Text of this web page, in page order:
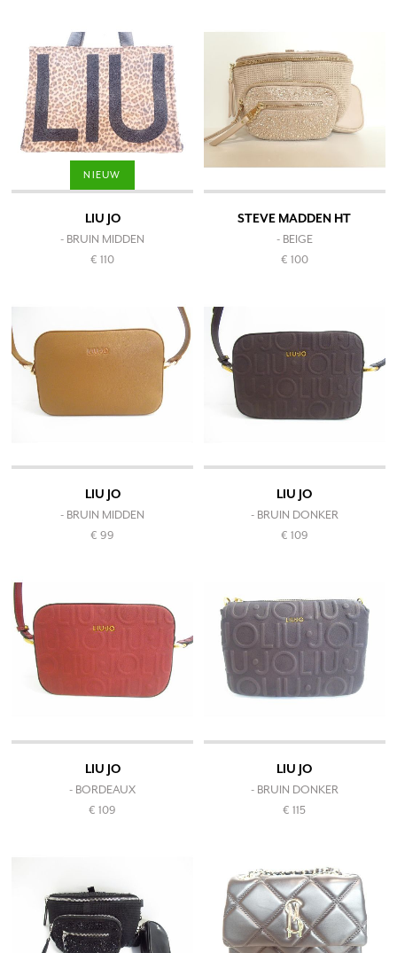
NIEUW
LIU JO
- BRUIN MIDDEN
€ 110
STEVE MADDEN HT
- BEIGE
€ 100
LIU JO
- BRUIN MIDDEN
€ 99
LIU JO
- BRUIN DONKER
€ 109
LIU JO
- BORDEAUX
€ 109
LIU JO
- BRUIN DONKER
€ 115